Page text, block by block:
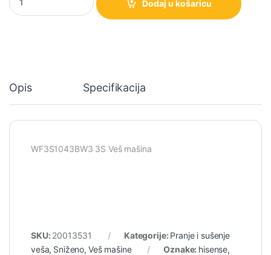
Dodaj u košaricu
Opis Specifikacija
WF3S1043BW3 3S Veš mašina
SKU: 20013531 Kategorije: Pranje i sušenje
veša, Sniženo, Veš mašine Oznake: hisense,